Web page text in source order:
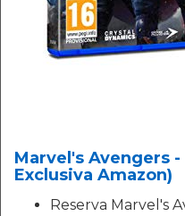
Marvel's Avengers
Exclusiva Amazon)
Reserva Marvel's